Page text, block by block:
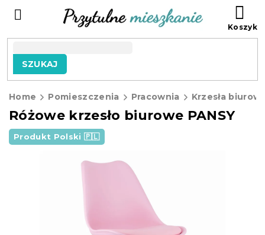
SZUKAJ
Home Pomieszczenia Pracownia Krzesła
Różowe krzesło biurowe PANSY
Produkt Polski 🇵🇱